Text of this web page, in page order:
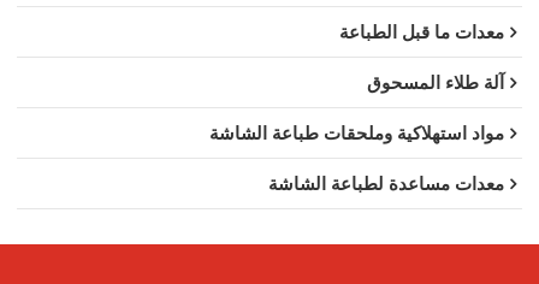
معدات ما قبل الطباعة
آلة طلاء المسحوق
مواد استهلاكية وملحقات طباعة الشاشة
معدات مساعدة لطباعة الشاشة